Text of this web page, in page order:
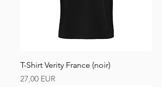
T-Shirt Verity France (noir)
Preț
27,00 EUR